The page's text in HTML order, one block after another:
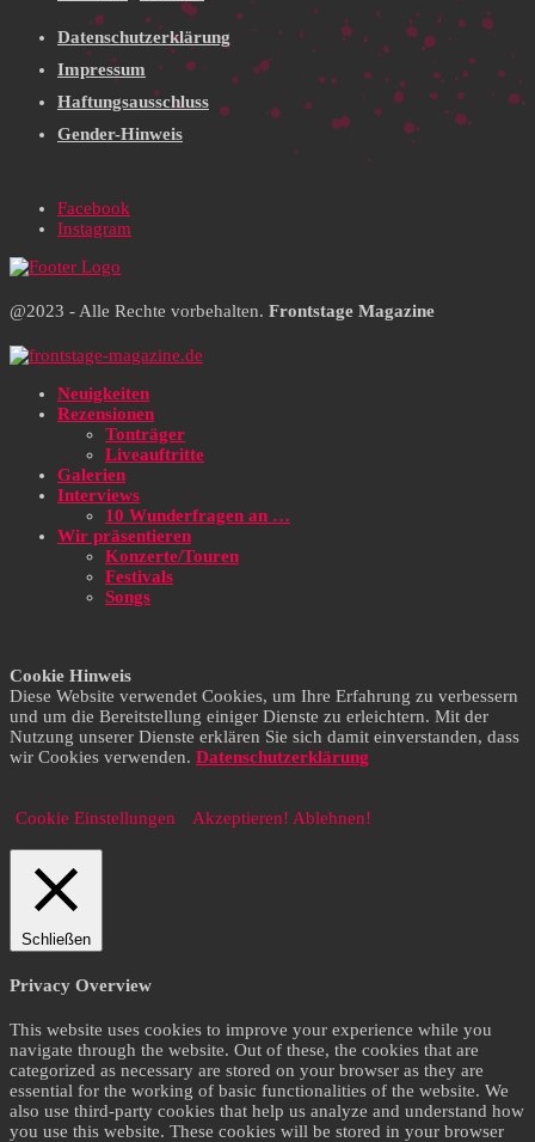
Datenschutzerklärung
Impressum
Haftungsausschluss
Gender-Hinweis
Facebook
Instagram
@2023 - Alle Rechte vorbehalten. Frontstage Magazine
Neuigkeiten
Rezensionen
Tonträger
Liveauftritte
Galerien
Interviews
10 Wunderfragen an …
Wir präsentieren
Konzerte/Touren
Festivals
Songs
Cookie Hinweis
Diese Website verwendet Cookies, um Ihre Erfahrung zu verbessern
und um die Bereitstellung einiger Dienste zu erleichtern. Mit der
Nutzung unserer Dienste erklären Sie sich damit einverstanden, dass
wir Cookies verwenden. Datenschutzerklärung
Cookie Einstellungen Akzeptieren! Ablehnen!
Schließen
Privacy Overview
This website uses cookies to improve your experience while you
navigate through the website. Out of these, the cookies that are
categorized as necessary are stored on your browser as they are
essential for the working of basic functionalities of the website. We
also use third-party cookies that help us analyze and understand how
you use this website. These cookies will be stored in your browser